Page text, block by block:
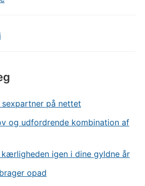
på nettet
og udfordrende kombination af
kærligheden igen i dine gyldne år
opad